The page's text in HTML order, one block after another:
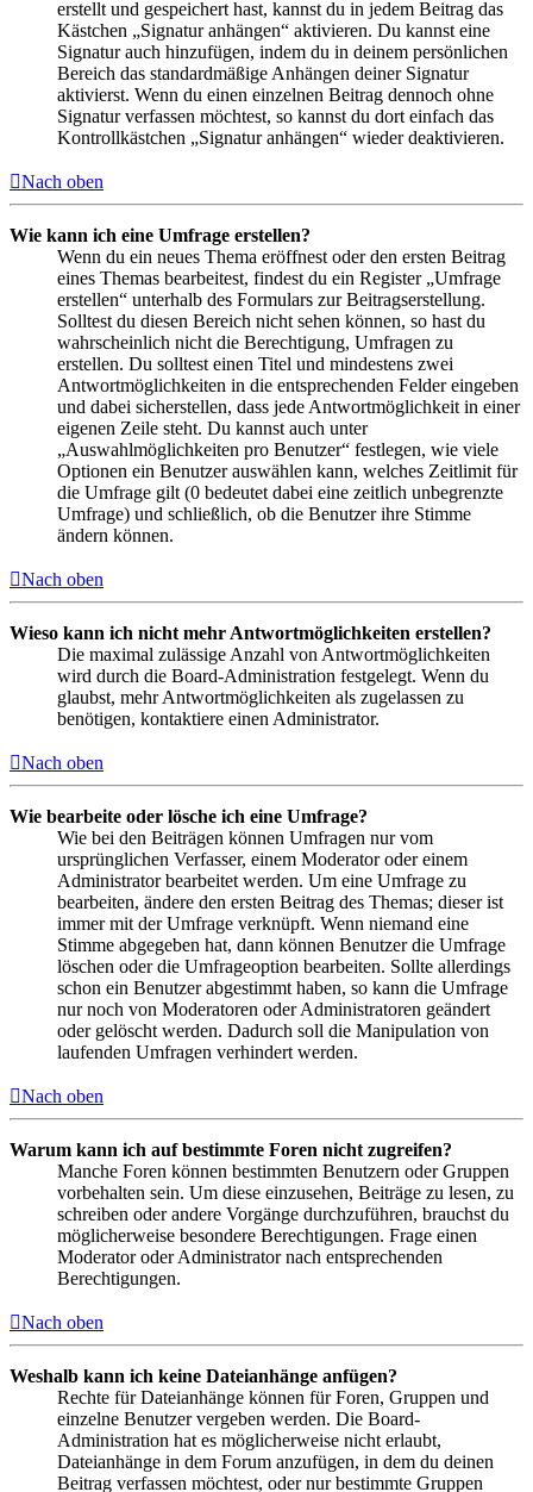
erstellt und gespeichert hast, kannst du in jedem Beitrag das
Kästchen „Signatur anhängen“ aktivieren. Du kannst eine
Signatur auch hinzufügen, indem du in deinem persönlichen
Bereich das standardmäßige Anhängen deiner Signatur
aktivierst. Wenn du einen einzelnen Beitrag dennoch ohne
Signatur verfassen möchtest, so kannst du dort einfach das
Kontrollkästchen „Signatur anhängen“ wieder deaktivieren.
Nach oben
Wie kann ich eine Umfrage erstellen?
Wenn du ein neues Thema eröffnest oder den ersten Beitrag
eines Themas bearbeitest, findest du ein Register „Umfrage
erstellen“ unterhalb des Formulars zur Beitragserstellung.
Solltest du diesen Bereich nicht sehen können, so hast du
wahrscheinlich nicht die Berechtigung, Umfragen zu
erstellen. Du solltest einen Titel und mindestens zwei
Antwortmöglichkeiten in die entsprechenden Felder eingeben
und dabei sicherstellen, dass jede Antwortmöglichkeit in einer
eigenen Zeile steht. Du kannst auch unter
„Auswahlmöglichkeiten pro Benutzer“ festlegen, wie viele
Optionen ein Benutzer auswählen kann, welches Zeitlimit für
die Umfrage gilt (0 bedeutet dabei eine zeitlich unbegrenzte
Umfrage) und schließlich, ob die Benutzer ihre Stimme
ändern können.
Nach oben
Wieso kann ich nicht mehr Antwortmöglichkeiten erstellen?
Die maximal zulässige Anzahl von Antwortmöglichkeiten
wird durch die Board-Administration festgelegt. Wenn du
glaubst, mehr Antwortmöglichkeiten als zugelassen zu
benötigen, kontaktiere einen Administrator.
Nach oben
Wie bearbeite oder lösche ich eine Umfrage?
Wie bei den Beiträgen können Umfragen nur vom
ursprünglichen Verfasser, einem Moderator oder einem
Administrator bearbeitet werden. Um eine Umfrage zu
bearbeiten, ändere den ersten Beitrag des Themas; dieser ist
immer mit der Umfrage verknüpft. Wenn niemand eine
Stimme abgegeben hat, dann können Benutzer die Umfrage
löschen oder die Umfrageoption bearbeiten. Sollte allerdings
schon ein Benutzer abgestimmt haben, so kann die Umfrage
nur noch von Moderatoren oder Administratoren geändert
oder gelöscht werden. Dadurch soll die Manipulation von
laufenden Umfragen verhindert werden.
Nach oben
Warum kann ich auf bestimmte Foren nicht zugreifen?
Manche Foren können bestimmten Benutzern oder Gruppen
vorbehalten sein. Um diese einzusehen, Beiträge zu lesen, zu
schreiben oder andere Vorgänge durchzuführen, brauchst du
möglicherweise besondere Berechtigungen. Frage einen
Moderator oder Administrator nach entsprechenden
Berechtigungen.
Nach oben
Weshalb kann ich keine Dateianhänge anfügen?
Rechte für Dateianhänge können für Foren, Gruppen und
einzelne Benutzer vergeben werden. Die Board-
Administration hat es möglicherweise nicht erlaubt,
Dateianhänge in dem Forum anzufügen, in dem du deinen
Beitrag verfassen möchtest, oder nur bestimmte Gruppen